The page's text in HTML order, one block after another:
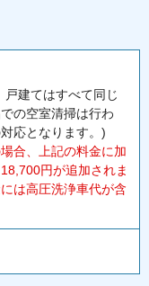
建てはすべて同じ
の空室清掃は行わ
応となります。)
合、上記の料金に加
円が追加されま
は高圧洗浄車代が含